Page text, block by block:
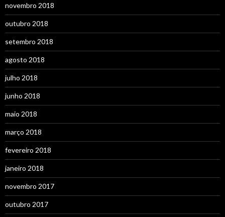
novembro 2018
outubro 2018
setembro 2018
agosto 2018
julho 2018
junho 2018
maio 2018
março 2018
fevereiro 2018
janeiro 2018
novembro 2017
outubro 2017